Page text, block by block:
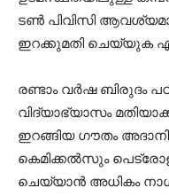
ടണ്‍ പിവിസി
ഇറക്കുമതി ചെയ്യുക
രണ്ടാം വര്‍ഷ ബിരുദം
വിദ്യാഭ്യാസം
ഇറങ്ങിയ ഗൗതം
കെമിക്കല്‍സും
ചെയ്യാന്‍ അധികം നാള്‍